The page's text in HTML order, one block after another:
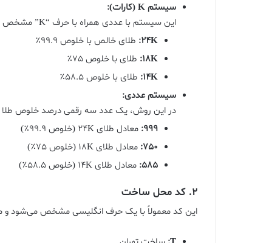
سیستم K (کارات):
این سیستم با عددی همراه با حرف “K” مشخص می‌شود. به‌عنوان مثال:
24K: طلای خالص با خلوص 99.9٪
18K: طلای با خلوص 75٪
14K: طلای با خلوص 58.5٪
سیستم عددی:
در این روش، یک عدد سه رقمی درصد خلوص طلا
999: معادل طلای 24K (خلوص 99.9٪)
750: معادل طلای 18K (خلوص 75٪)
585: معادل طلای 14K (خلوص 58.5٪)
2. کد محل ساخت
این کد معمولاً با یک حرف انگلیسی مشخص می‌شود و